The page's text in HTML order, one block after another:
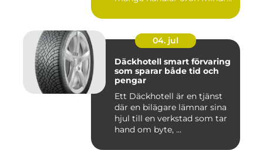
04. jul
Däckhotell smart förvaring
som sparar både tid och
pengar
Ett Däckhotell är en tjänst
där en bilägare lämnar sina
hjul till en verkstad som tar
hand om byte, ...